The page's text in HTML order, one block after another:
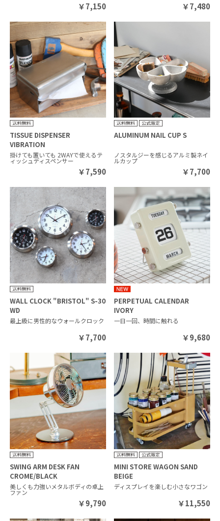
￥7,150 ￥7,480
TISSUE DISPENSER
VIBRATION
掛けても置いても 2WAYで使えるテ
ィッシュディスペンサー
￥7,590
ALUMINUM NAIL CUP S
ノスタルジーを感じるアルミ製ネイ
ルカップ
￥7,700
WALL CLOCK "BRISTOL" S-30
WD
最上級に男性的なウォールクロック
￥7,700
PERPETUAL CALENDAR
IVORY
一日一回、時間に触れる
￥9,680
SWING ARM DESK FAN
CROME/BLACK
美しくも力強いメタルボディの卓上
ファン
￥9,790
MINI STORE WAGON SAND
BEIGE
ディスプレイを楽しむ小さなワゴン
￥11,550